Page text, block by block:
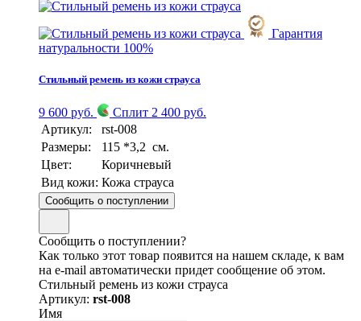
Гарантия
натуральности 100%
Стильный ремень из кожи страуса
9 600 руб.
Сплит 2 400 руб.
Артикул:
rst-008
Размеры:
115 *3,2 см.
Цвет:
Коричневый
Вид кожи: Кожа страуса
Сообщить о поступлении
Сообщить о поступлении?
Как только этот товар появится на нашем складе, к вам
на e-mail автоматически придет сообщение об этом.
Стильный ремень из кожи страуса
Артикул: rst-008
Имя